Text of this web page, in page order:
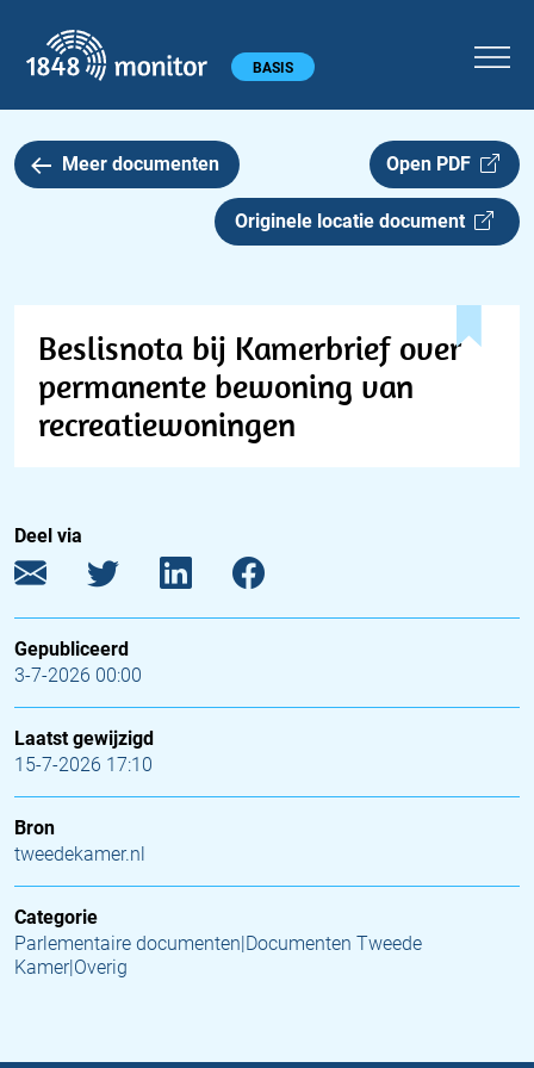
Hoofdmenu BASIS
Meer documenten Open PDF
Originele locatie document
Beslisnota bij Kamerbrief over
permanente bewoning van
recreatiewoningen
Deel via
Gepubliceerd
3-7-2026 00:00
Laatst gewijzigd
15-7-2026 17:10
Bron
tweedekamer.nl
Categorie
Parlementaire documenten|Documenten Tweede
Kamer|Overig